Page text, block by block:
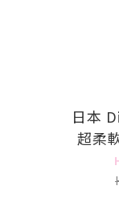
日本
超柔